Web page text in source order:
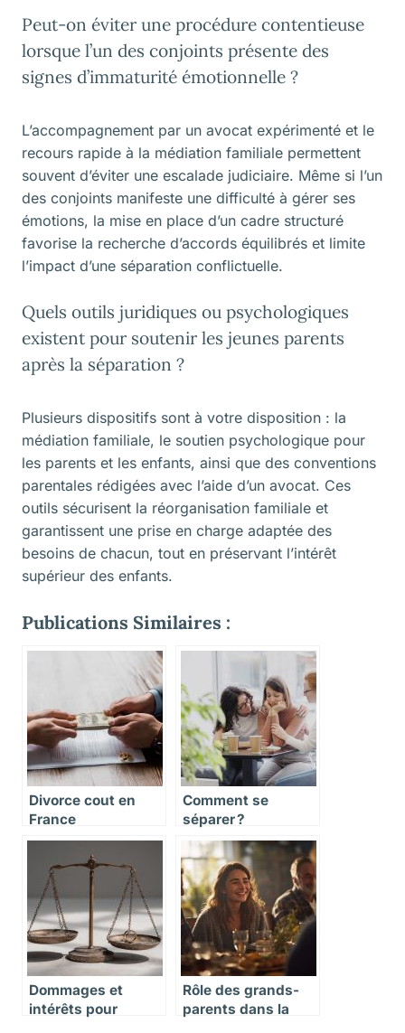
Peut-on éviter une procédure contentieuse
lorsque l’un des conjoints présente des
signes d’immaturité émotionnelle ?
L’accompagnement par un avocat expérimenté et le
recours rapide à la médiation familiale permettent
souvent d’éviter une escalade judiciaire. Même si l’un
des conjoints manifeste une difficulté à gérer ses
émotions, la mise en place d’un cadre structuré
favorise la recherche d’accords équilibrés et limite
l’impact d’une séparation conflictuelle.
Quels outils juridiques ou psychologiques
existent pour soutenir les jeunes parents
après la séparation ?
Plusieurs dispositifs sont à votre disposition : la
médiation familiale, le soutien psychologique pour
les parents et les enfants, ainsi que des conventions
parentales rédigées avec l’aide d’un avocat. Ces
outils sécurisent la réorganisation familiale et
garantissent une prise en charge adaptée des
besoins de chacun, tout en préservant l’intérêt
supérieur des enfants.
Publications Similaires :
Divorce cout en
France
Comment se
séparer ?
Dommages et
intérêts pour
Rôle des grands-
parents dans la